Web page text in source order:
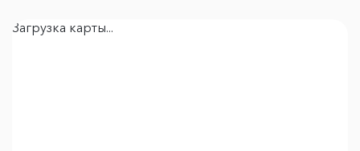
Загрузка карты...